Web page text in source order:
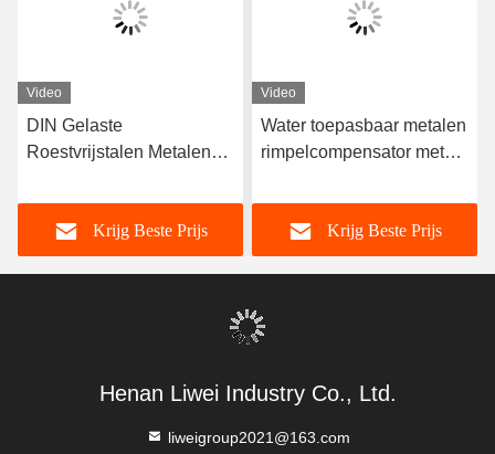
Video
DIN Gelaste
Roestvrijstalen Metalen
Hoge Temperatuur- en
Drukomstandigheden,
Waardoor de Integriteit en
Krijg Beste Prijs
Video
Water toepasbaar metalen
rimpelcompensator met
Temperatuurbereik van
-10C- 300CKrijg Beste Prijs
Henan Liwei Industry Co., Ltd.
liweigroup2021@163.com